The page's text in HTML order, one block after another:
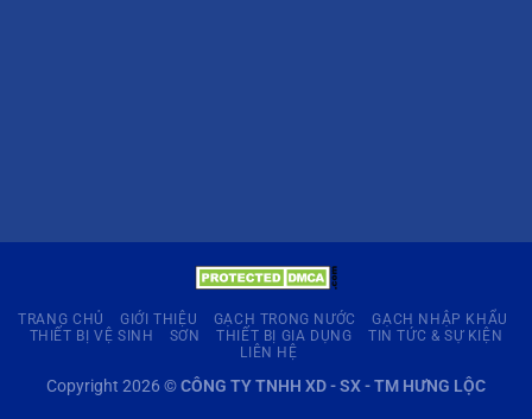
TRANG CHỦ GIỚI THIỆU GẠCH TRONG NƯỚC
GẠCH NHẬP KHẨU
THIẾT BỊ VỆ SINH
SƠN THIẾT BỊ GIA DỤNG
TIN TỨC & SỰ KIỆN
LIÊN HỆ
Copyright 2026 ©CÔNG TY TNHH XD - SX - TM HƯNG LỘC